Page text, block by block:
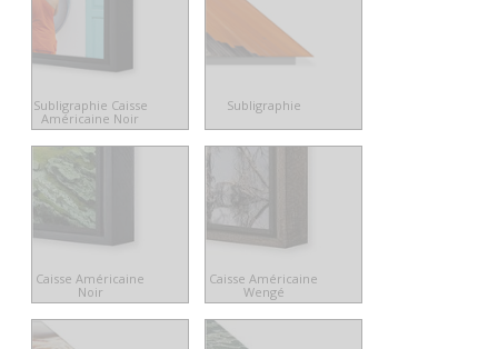
Subligraphie Caisse
Américaine Noir
Subligraphie
Caisse Américaine
Noir
Caisse Américaine
Wengé